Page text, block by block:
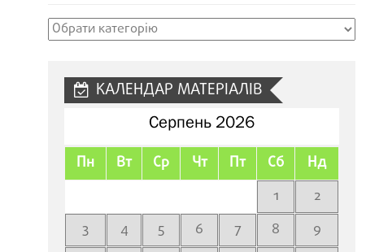
Рубрики
КАЛЕНДАР МАТЕРІАЛІВ
Серпень 2026
Пн Вт Ср Чт Пт Сб Нд
1
2
3
4 5 6 7 8
9